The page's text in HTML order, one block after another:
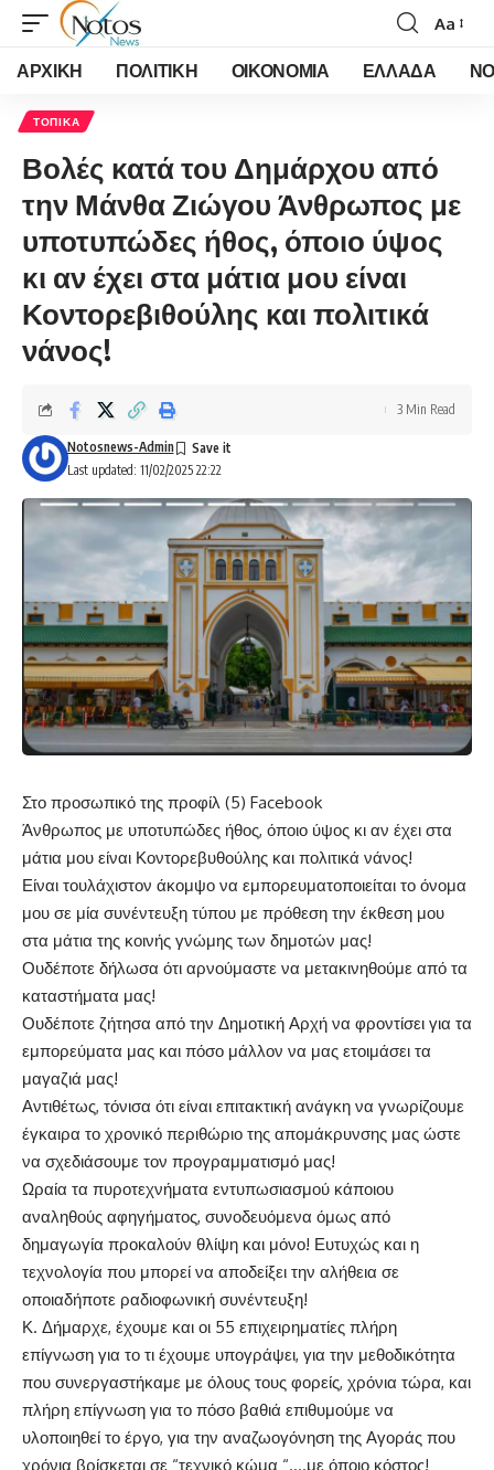
Font
Resizer
Aa
ΑΡΧΙΚΗ ΠΟΛΙΤΙΚΗ ΟΙΚΟΝΟΜΙΑ ΕΛΛΑΔΑ
ΤΟΠΙΚΑ
Βολές κατά του Δημάρχου από
την Μάνθα Ζιώγου Άνθρωπος με
υποτυπώδες ήθος, όποιο ύψος
κι αν έχει στα μάτια μου είναι
Κοντορεβιθούλης και πολιτικά
νάνος!
Last updated: 11/02/2025 22:22
Notosnews-Admin
3 Min Read
Στο προσωπικό της προφίλ (5) Facebook
Άνθρωπος με υποτυπώδες ήθος, όποιο ύψος κι αν έχει στα
μάτια μου είναι Κοντορεβυθούλης και πολιτικά νάνος!
Είναι τουλάχιστον άκομψο να εμπορευματοποιείται το όνομα
μου σε μία συνέντευξη τύπου με πρόθεση την έκθεση μου
στα μάτια της κοινής γνώμης των δημοτών μας!
Ουδέποτε δήλωσα ότι αρνούμαστε να μετακινηθούμε από τα
καταστήματα μας!
Ουδέποτε ζήτησα από την Δημοτική Αρχή να φροντίσει για τα
εμπορεύματα μας και πόσο μάλλον να μας ετοιμάσει τα
μαγαζιά μας!
Αντιθέτως, τόνισα ότι είναι επιτακτική ανάγκη να γνωρίζουμε
έγκαιρα το χρονικό περιθώριο της απομάκρυνσης μας ώστε
να σχεδιάσουμε τον προγραμματισμό μας!
Ωραία τα πυροτεχνήματα εντυπωσιασμού κάποιου
αναληθούς αφηγήματος, συνοδευόμενα όμως από
δημαγωγία προκαλούν θλίψη και μόνο! Ευτυχώς και η
τεχνολογία που μπορεί να αποδείξει την αλήθεια σε
οποιαδήποτε ραδιοφωνική συνέντευξη!
Κ. Δήμαρχε, έχουμε και οι 55 επιχειρηματίες πλήρη
επίγνωση για το τι έχουμε υπογράψει, για την μεθοδικότητα
που συνεργαστήκαμε με όλους τους φορείς, χρόνια τώρα, και
πλήρη επίγνωση για το πόσο βαθιά επιθυμούμε να
υλοποιηθεί το έργο, για την αναζωογόνηση της Αγοράς που
χρόνια βρίσκεται σε “τεχνικό κώμα “….με όποιο κόστος!